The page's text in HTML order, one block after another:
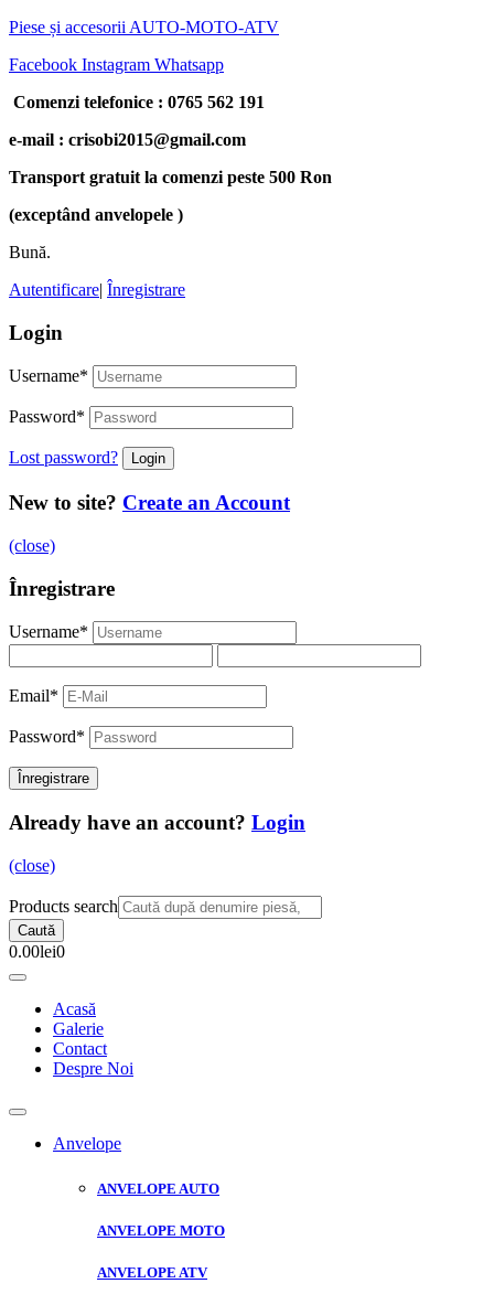
Piese și accesorii AUTO-MOTO-ATV
Facebook Instagram Whatsapp
Comenzi telefonice : 0765 562 191
e-mail : crisobi2015@gmail.com
Transport gratuit la comenzi peste 500 Ron
(exceptând anvelopele )
Bună.
Autentificare| Înregistrare
Login
Username*
Password*
Lost password?
New to site? Create an Account
(close)
Înregistrare
Username*
Email*
Password*
Already have an account? Login
(close)
Products search
Caută
0.00lei0
Acasă
Galerie
Contact
Despre Noi
Anvelope
ANVELOPE AUTO
ANVELOPE MOTO
ANVELOPE ATV